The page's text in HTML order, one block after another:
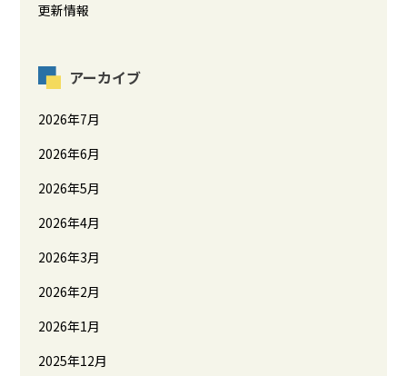
更新情報
アーカイブ
2026年7月
2026年6月
2026年5月
2026年4月
2026年3月
2026年2月
2026年1月
2025年12月